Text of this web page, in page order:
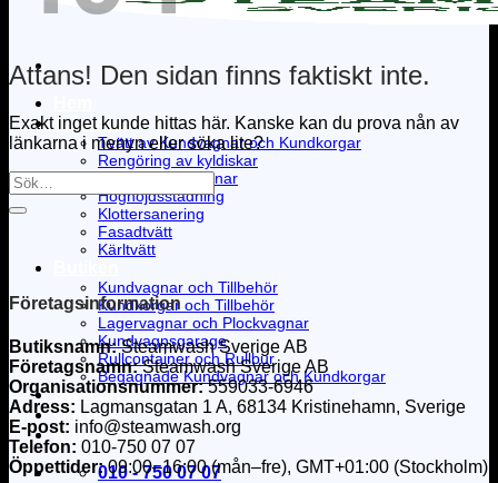
Tjänster
Tvätt av Kundvagnar och Kundkorgar
Rengöring av kyldiskar
Service kundvagnar
Höghöjdsstädning
Klottersanering
Fasadtvätt
Kärltvätt
Kundvagnar och Tillbehör
Kundkorgar och Tillbehör
Lagervagnar och Plockvagnar
Kundvagnsgarage
Rullcontainer och Rullbur
Begagnade Kundvagnar och Kundkorgar
Swecart Solutions
Om oss
Kontakta oss
010 - 750 07 07
Attans! Den sidan finns faktiskt inte.
Exakt inget kunde hittas här. Kanske kan du prova nån av
länkarna i menyn eller söka lite?
Företagsinformation
Butiksnamn:Steamwash Sverige AB
Företagsnamn:Steamwash Sverige AB
Organisationsnummer:559033-6946
Adress: Lagmansgatan 1 A, 68134 Kristinehamn, Sverige
E-post: info@steamwash.org
Telefon: 010-750 07 07
Öppettider:09:00–16:00 (mån–fre), GMT+01:00 (Stockholm)